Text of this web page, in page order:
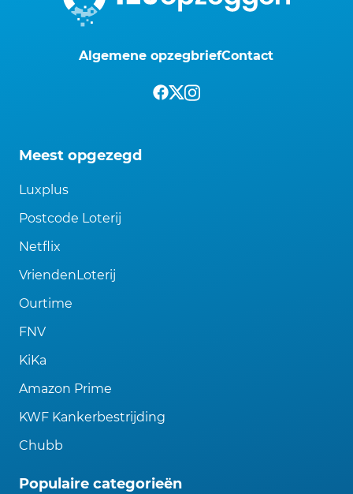
Algemene opzegbriefContact
Meest opgezegd
Luxplus
Postcode Loterij
Netflix
VriendenLoterij
Ourtime
FNV
KiKa
Amazon Prime
KWF Kankerbestrijding
Chubb
Populaire categorieën